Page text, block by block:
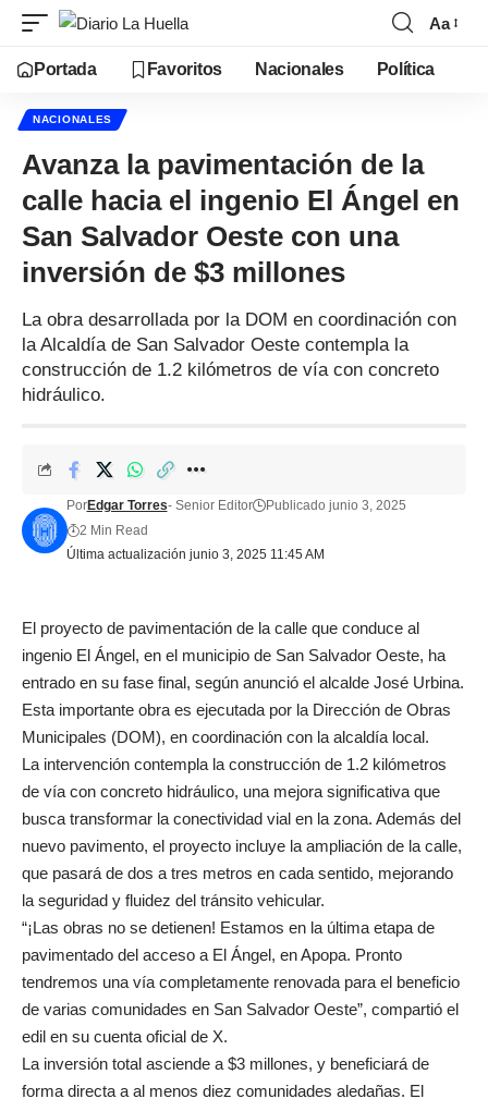
Aa
Portada Favoritos Nacionales Política
NACIONALES
Avanza la pavimentación de la
calle hacia el ingenio El Ángel en
San Salvador Oeste con una
inversión de $3 millones
La obra desarrollada por la DOM en coordinación con
la Alcaldía de San Salvador Oeste contempla la
construcción de 1.2 kilómetros de vía con concreto
hidráulico.
Última actualización junio 3, 2025 11:45 AM
PorEdgar Torres- Senior Editor
Publicado junio 3, 2025
2 Min Read
El proyecto de pavimentación de la calle que conduce al
ingenio El Ángel, en el municipio de San Salvador Oeste, ha
entrado en su fase final, según anunció el alcalde José Urbina.
Esta importante obra es ejecutada por la Dirección de Obras
Municipales (DOM), en coordinación con la alcaldía local.
La intervención contempla la construcción de 1.2 kilómetros
de vía con concreto hidráulico, una mejora significativa que
busca transformar la conectividad vial en la zona. Además del
nuevo pavimento, el proyecto incluye la ampliación de la calle,
que pasará de dos a tres metros en cada sentido, mejorando
la seguridad y fluidez del tránsito vehicular.
“¡Las obras no se detienen! Estamos en la última etapa de
pavimentado del acceso a El Ángel, en Apopa. Pronto
tendremos una vía completamente renovada para el beneficio
de varias comunidades en San Salvador Oeste”, compartió el
edil en su cuenta oficial de X.
La inversión total asciende a $3 millones, y beneficiará de
forma directa a al menos diez comunidades aledañas. El